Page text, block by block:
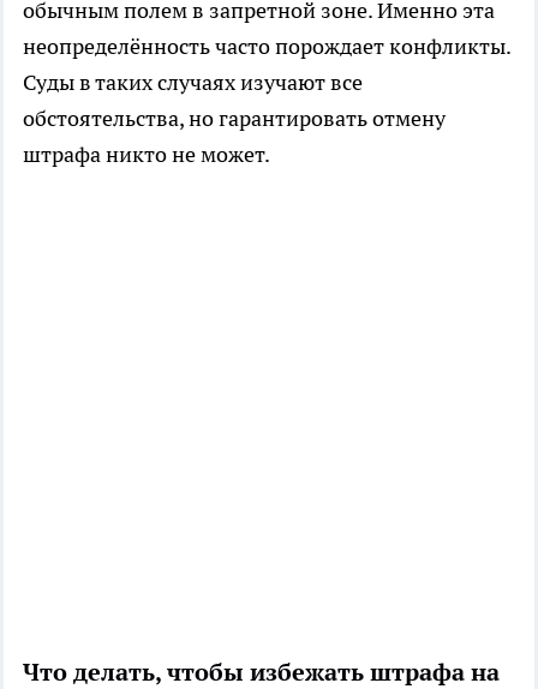
обычным полем в запретной зоне. Именно эта
неопределённость часто порождает конфликты.
Суды в таких случаях изучают все
обстоятельства, но гарантировать отмену
штрафа никто не может.
Что делать, чтобы избежать штрафа на